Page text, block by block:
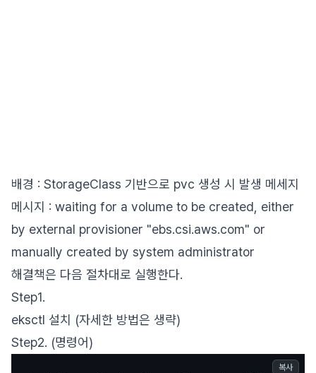
배경 : StorageClass 기반으로 pvc 생성 시 발생 메세지
메시지 : waiting for a volume to be created, either
by external provisioner "ebs.csi.aws.com" or
manually created by system administrator
해결책은 다음 절차대로 실행한다.
Step1.
eksctl 설치 (자세한 방법은 생략)
Step2. (명령어)
복사